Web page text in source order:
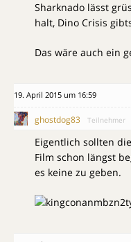
Sharknado lässt
halt, Dino Crisis
Das wäre auch ein
19. April 2015 um 16:59
ghostdog83 Teilnehmer
Eigentlich sollten
Film schon längst
es keine zu geben.